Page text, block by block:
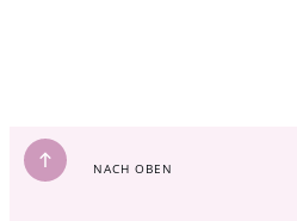
NACH OBEN